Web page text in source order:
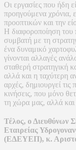
Οι εργασίες που ήδη
προηγούμενα χρόνια,
προοπτικών και την
Η διαφοροποίηση του
συμβατή με τη
ένα δυναμικό
γίνονται αλλαγές
σταθερή στρατηγική
αλλά και η ταχύτερη
αρχές, δημιουργεί τις
κινήσεις, που μόνο
τη χώρα μας, αλλά και
Τέλος, ο Διευθύνων
Εταιρείας
(ΕΔΕΥΕΠ), κ.